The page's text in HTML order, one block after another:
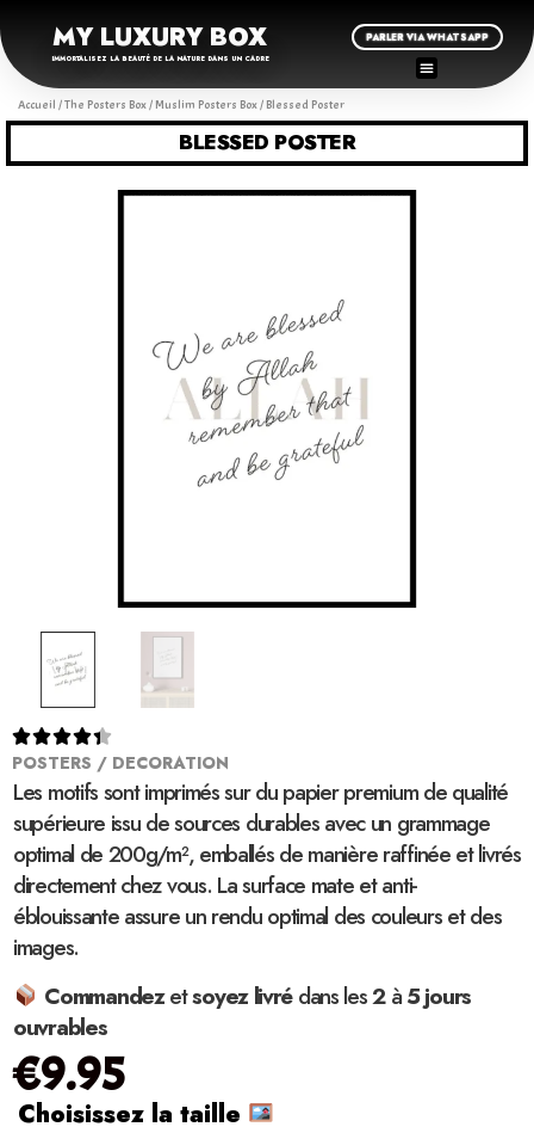
MY LUXURY BOX
IMMORTALISEZ LA BEAUTÉ DE LA NATURE DANS UN CADRE
PARLER VIA WHATSAPP
Accueil /The Posters Box/ Muslim Posters Box/ Blessed Poster
BLESSED POSTER

POSTERS / DECORATION
Les motifs sont imprimés sur du papier premium de qualité
supérieure issu de sources durables avec un grammage
optimal de 200g/m², emballés de manière raffinée et livrés
directement chez vous. La surface mate et anti-
éblouissante assure un rendu optimal des couleurs et des
images.
Commandezetsoyez livrédans les2à5 jours
ouvrables
€9.95
Choisissez la taille